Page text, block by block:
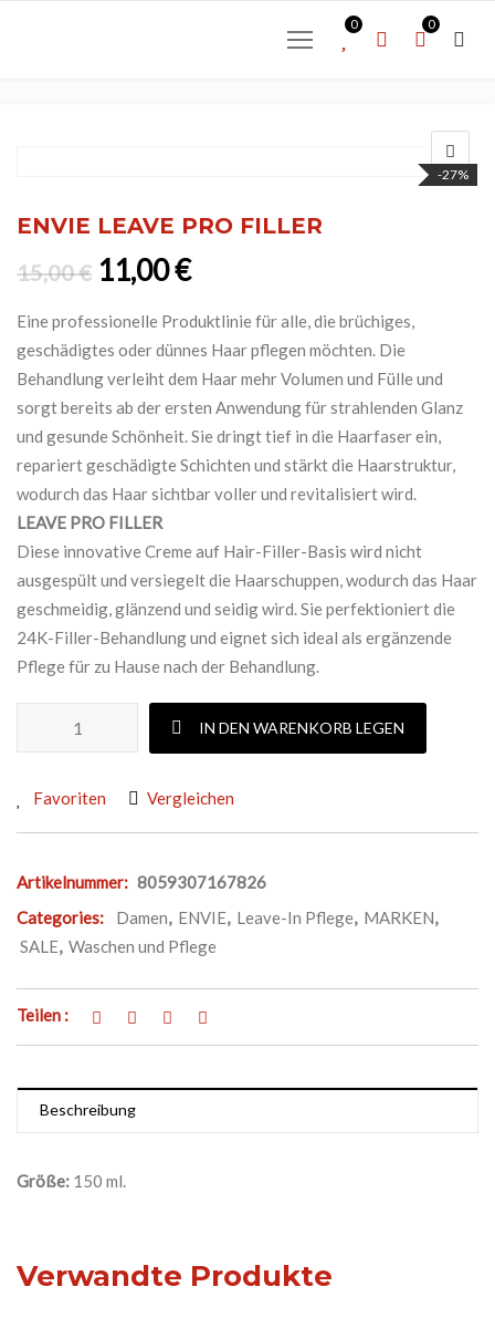
0 0
-27%
ENVIE LEAVE PRO FILLER
15,00€ Ursprünglicher Preis war:
11,00€Aktueller Preis ist:
Eine professionelle Produktlinie für alle, die brüchiges,
geschädigtes oder dünnes Haar pflegen möchten. Die
Behandlung verleiht dem Haar mehr Volumen und Fülle und
sorgt bereits ab der ersten Anwendung für strahlenden Glanz
und gesunde Schönheit. Sie dringt tief in die Haarfaser ein,
repariert geschädigte Schichten und stärkt die Haarstruktur,
wodurch das Haar sichtbar voller und revitalisiert wird.
LEAVE PRO FILLER
Diese innovative Creme auf Hair-Filler-Basis wird nicht
ausgespült und versiegelt die Haarschuppen, wodurch das Haar
geschmeidig, glänzend und seidig wird. Sie perfektioniert die
24K-Filler-Behandlung und eignet sich ideal als ergänzende
Pflege für zu Hause nach der Behandlung.
ENVIE LEAVE PRO FILLER Menge
IN DEN WARENKORB LEGEN
Favoriten Vergleichen
Artikelnummer: 8059307167826
Categories:
Damen, ENVIE, Leave-In Pflege, MARKEN,
SALE, Waschen und Pflege
Teilen :
Beschreibung
Größe: 150 ml.
Verwandte Produkte